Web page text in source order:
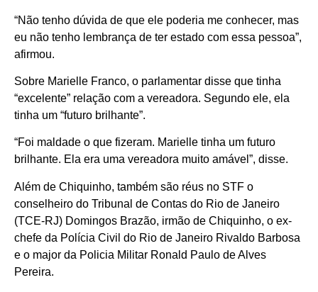
“Não tenho dúvida de que ele poderia me conhecer, mas
eu não tenho lembrança de ter estado com essa pessoa”,
afirmou.
Sobre Marielle Franco, o parlamentar disse que tinha
“excelente” relação com a vereadora. Segundo ele, ela
tinha um “futuro brilhante”.
“Foi maldade o que fizeram. Marielle tinha um futuro
brilhante. Ela era uma vereadora muito amável”, disse.
Além de Chiquinho, também são réus no STF o
conselheiro do Tribunal de Contas do Rio de Janeiro
(TCE-RJ) Domingos Brazão, irmão de Chiquinho, o ex-
chefe da Polícia Civil do Rio de Janeiro Rivaldo Barbosa
e o major da Policia Militar Ronald Paulo de Alves
Pereira.